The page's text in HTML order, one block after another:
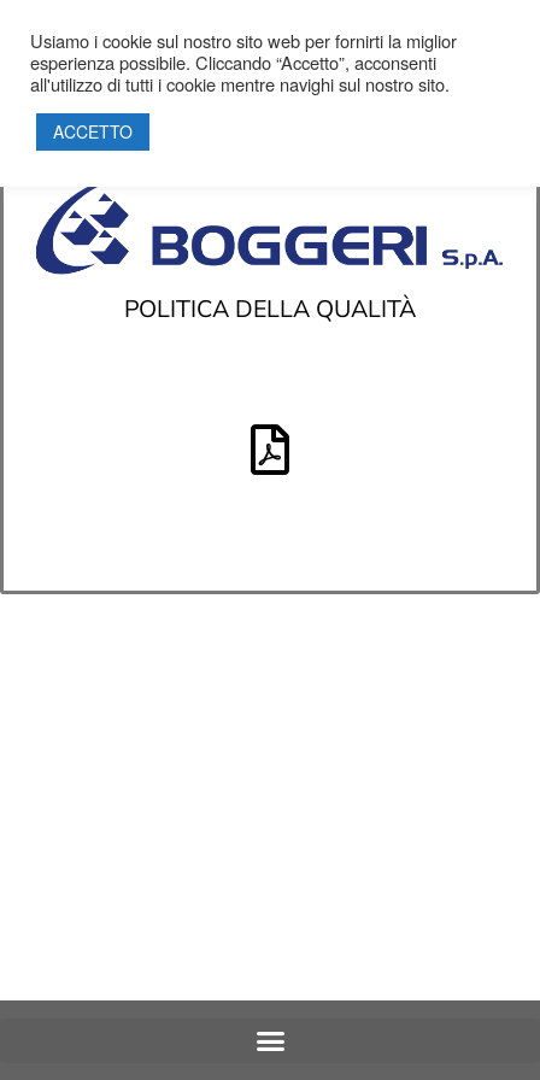
HOME
SOSTENIBILITÀ
PARTNERSHIP
CERTIFICAZIONI
CONTATTI
POLITICA DELLA QUALITÀ
Usiamo i cookie sul nostro sito web per fornirti la miglior
esperienza possibile. Cliccando “Accetto”, acconsenti
all'utilizzo di tutti i cookie mentre navighi sul nostro sito.
ACCETTO